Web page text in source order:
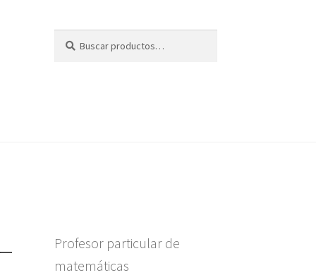
por:
Profesor particular de
matemáticas